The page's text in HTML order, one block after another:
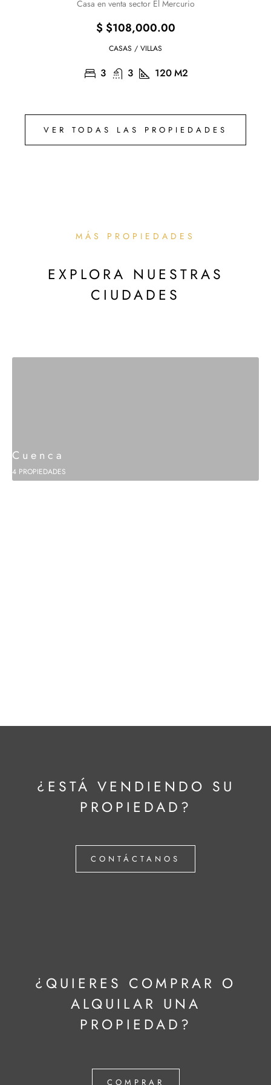
Casa en venta sector El Mercurio
$$108,000.00
CASAS / VILLAS
3 3 120M2
VER TODAS LAS PROPIEDADES
MÁS PROPIEDADES
EXPLORA NUESTRAS
CIUDADES
Cuenca
4 PROPIEDADES
¿ESTÁ VENDIENDO SU
PROPIEDAD?
CONTÁCTANOS
¿QUIERES COMPRAR O
ALQUILAR UNA
PROPIEDAD?
COMPRAR